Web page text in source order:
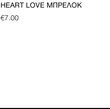
HEART LOVE ΜΠΡΕΛΌΚ
€7.00